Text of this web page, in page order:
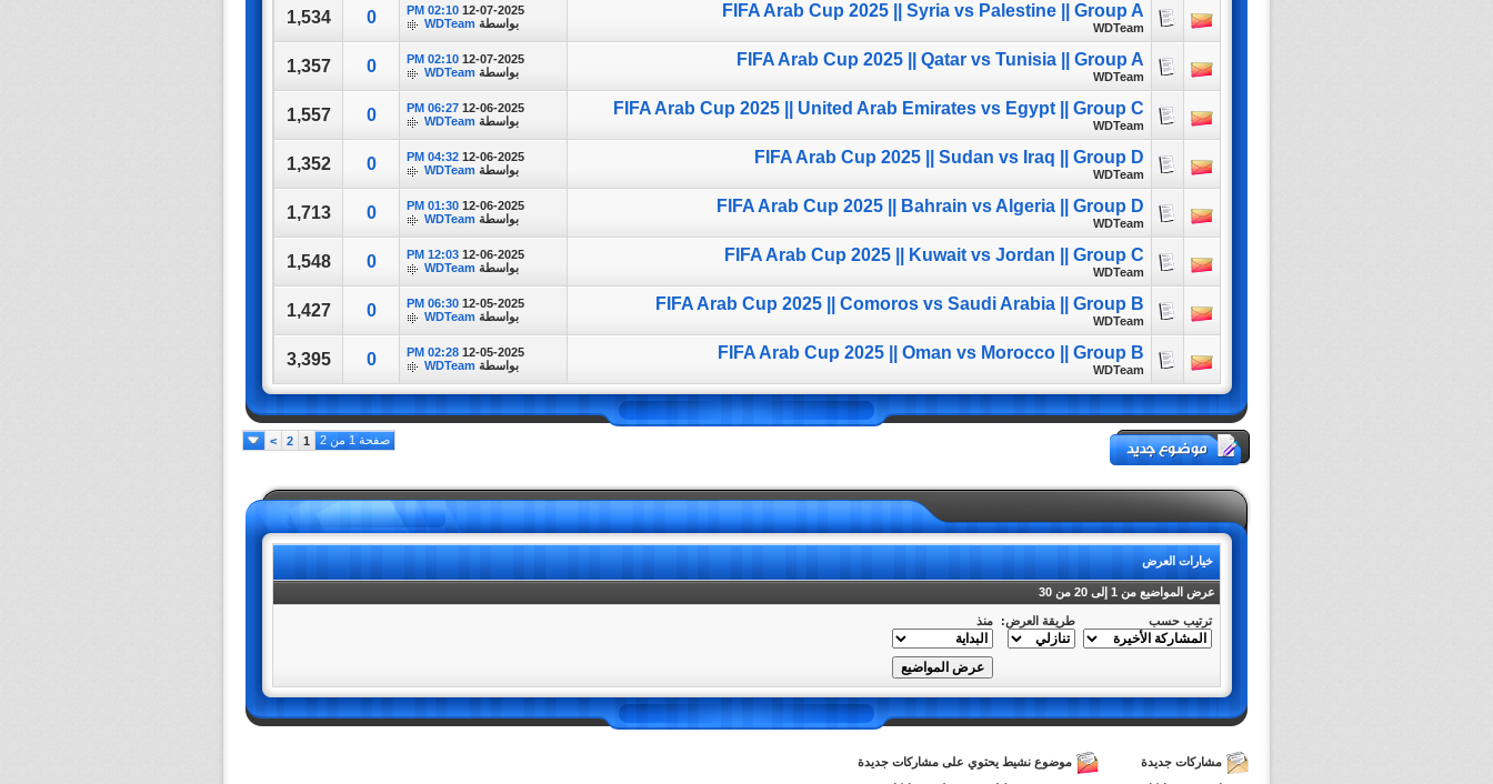
FIFA Arab Cup 2025 || Syria vs Palestine || Group A
WDTeam
12-07-2025
02:10 PM
بواسطة WDTeam
0
1,534
FIFA Arab Cup 2025 || Qatar vs Tunisia || Group A
WDTeam
12-07-2025
02:10 PM
بواسطة WDTeam
0
1,357
FIFA Arab Cup 2025 || United Arab Emirates vs Egypt || Group C
WDTeam
12-06-2025
06:27 PM
بواسطة WDTeam
0
1,557
FIFA Arab Cup 2025 || Sudan vs Iraq || Group D
WDTeam
12-06-2025
04:32 PM
بواسطة WDTeam
0
1,352
FIFA Arab Cup 2025 || Bahrain vs Algeria || Group D
WDTeam
12-06-2025
01:30 PM
بواسطة WDTeam
0
1,713
FIFA Arab Cup 2025 || Kuwait vs Jordan || Group C
WDTeam
12-06-2025
12:03 PM
بواسطة WDTeam
0
1,548
FIFA Arab Cup 2025 || Comoros vs Saudi Arabia || Group B
WDTeam
12-05-2025
06:30 PM
بواسطة WDTeam
0
1,427
FIFA Arab Cup 2025 || Oman vs Morocco || Group B
WDTeam
12-05-2025
02:28 PM
بواسطة WDTeam
0
3,395
صفحة 1 من 2 1
2
>
خيارات العرض
عرض المواضيع من 1 إلى 20 من 30
ترتيب حسب طريقة العرض: منذ
مشاركات جديدة
موضوع نشيط يحتوي على مشاركات جديدة